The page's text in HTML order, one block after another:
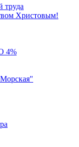
труда
Христовым!
4%